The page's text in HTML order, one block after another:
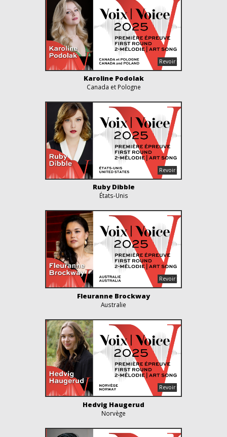
Karoline Podolak
Canada et Pologne
Ruby Dibble
États-Unis
Fleuranne Brockway
Australie
Hedvig Haugerud
Norvège